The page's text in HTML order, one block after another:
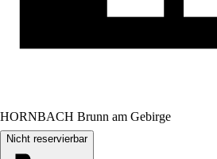
HORNBACH Brunn am Gebirge
Nicht reservierbar